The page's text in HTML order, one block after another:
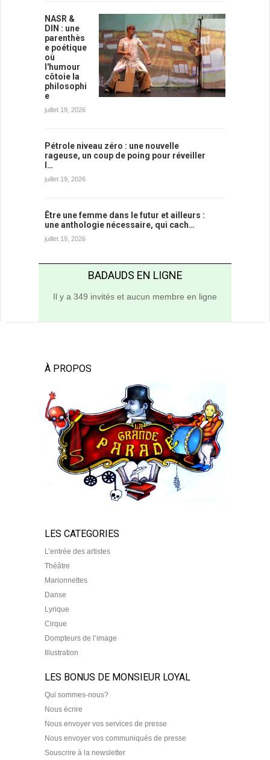
NASR &
DIN : une
parenthès
e poétique
où
l'humour
côtoie la
philosophi
e
juillet 19, 2026
Pétrole niveau zéro : une nouvelle
rageuse, un coup de poing pour réveiller
l…
juillet 19, 2026
Être une femme dans le futur et ailleurs :
une anthologie nécessaire, qui cach…
juillet 19, 2026
BADAUDS EN LIGNE
Il y a 349 invités et aucun membre en ligne
À PROPOS
LES CATEGORIES
L’entrée des artistes
Théâtre
Marionnettes
Danse
Lyrique
Cirque
Dompteurs de l’image
Illustration
LES BONUS DE MONSIEUR LOYAL
Qui sommes-nous?
Nous écrire
Nous envoyer vos services de presse
Nous envoyer vos communiqués de presse
Souscrire à la newsletter